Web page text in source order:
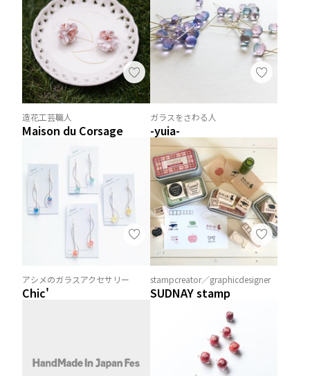
造花工芸職人
Maison du Corsage
ガラスをさわる人
-yuia-
アシメのガラスアクセサリー
Chic'
stampcreator／graphicdesigner
SUDNAY stamp